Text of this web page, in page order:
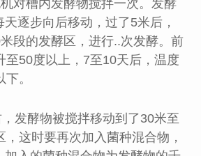
对槽内发酵物搅拌一次。发酵
逐步向后移动，过了5米后，
段的发酵区，进行..次发酵。前
至50度以上，7至10天后，温度
。
发酵物被搅拌移动到了30米至
这时要再次加入菌种混合物，